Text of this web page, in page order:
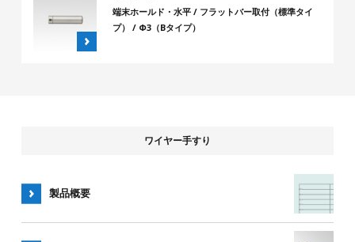
端末ホールド・水平 / フラットバー取付（標準タイ
プ） / Φ3（Bタイプ）
ワイヤー手すり
製品概要